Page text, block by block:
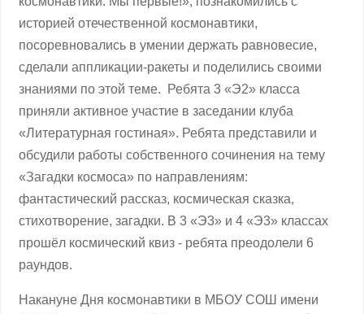
историей отечественной космонавтики,
посоревновались в умении держать равновесие,
сделали аппликации-ракеты и поделились своими
знаниями по этой теме. Ребята 3 «Э2» класса
приняли активное участие в заседании клуба
«Литературная гостиная». Ребята представили и
обсудили работы собственного сочинения на тему
«Загадки космоса» по направлениям:
фантастический рассказ, космическая сказка,
стихотворение, загадки. В 3 «Э3» и 4 «Э3» классах
прошёл космический квиз - ребята преодолели 6
раундов.
Накануне Дня космонавтики в МБОУ СОШ имени